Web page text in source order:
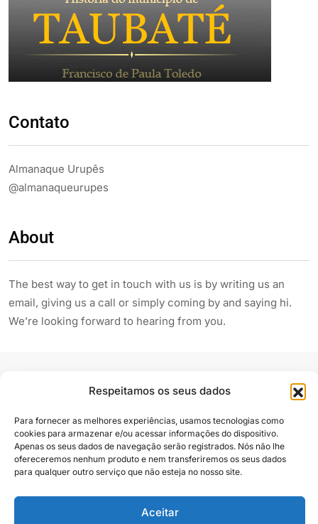
Respeitamos os seus dados
Para fornecer as melhores experiências, usamos tecnologias como
cookies para armazenar e/ou acessar informações do dispositivo.
Apenas os seus dados de navegação serão registrados. Nós não lhe
ofereceremos nenhum produto e nem transferiremos os seus dados
para qualquer outro serviço que não esteja no nosso site.
Aceitar
Contato
Almanaque Urupês
@almanaqueurupes
About
The best way to get in touch with us is by writing us an
email, giving us a call or simply coming by and saying hi.
We’re looking forward to hearing from you.
Siga e compartilhe
@2025. Todos os direitos reservados